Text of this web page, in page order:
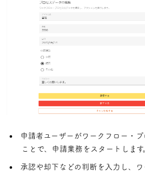
申請者ユーザーがワークフロー・プ
ことで、申請業務をスタートします
承認や却下などの判断を入力し、